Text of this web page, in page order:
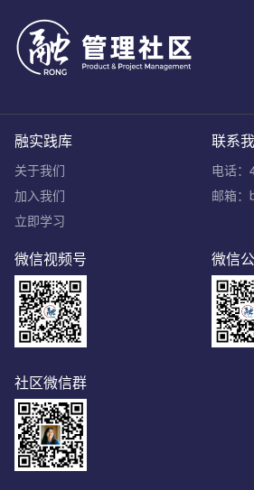
联系
电话
邮箱
融实践库
关于我们
加入我们
立即学习
微信
微信视频号
社区微信群